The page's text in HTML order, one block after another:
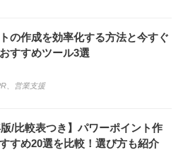
の作成を効率化する方法と今すぐ
すすめツール3選
営業支援
版/比較表つき】パワーポイント作
すめ20選を比較！選び方も紹介